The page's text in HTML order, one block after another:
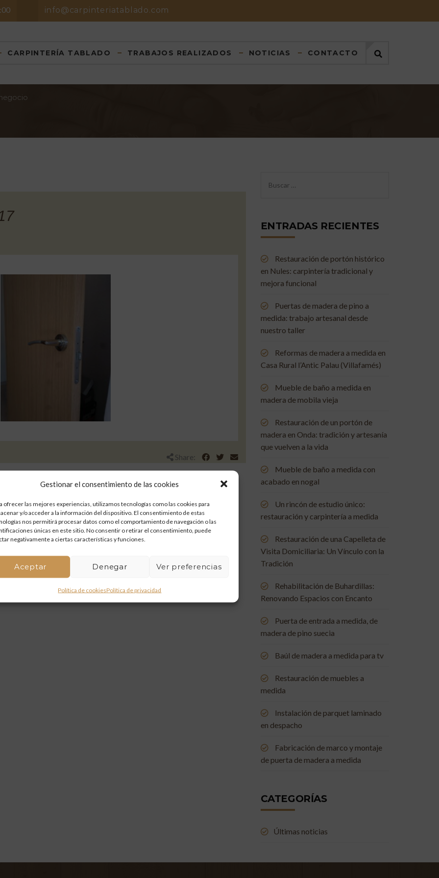
Gestionar el consentimiento de las cookies
ofrecer las mejores experiencias, utilizamos tecnologías como las cookies para
y/o acceder a la información del dispositivo. El consentimiento de estas
nos permitirá procesar datos como el comportamiento de navegación o las
únicas en este sitio. No consentir o retirar el consentimiento, puede
negativamente a ciertas características y funciones.
Aceptar Denegar Ver preferencias
Política de cookiesPolítica de privacidad
info@carpinteriatablado.com
CARPINTERÍA TABLADO TRABAJOS REALIZADOS NOTICIAS CONTACTO
Share:
ENTRADAS RECIENTES
Restauración de portón histórico
en Nules: carpintería tradicional y
mejora funcional
Puertas de madera de pino a
medida: trabajo artesanal desde
nuestro taller
Reformas de madera a medida en
Casa Rural l’Antic Palau (Villafamés)
Mueble de baño a medida en
madera de mobila vieja
Restauración de un portón de
madera en Onda: tradición y artesanía
que vuelven a la vida
Mueble de baño a medida con
acabado en nogal
Un rincón de estudio único:
restauración y carpintería a medida
Restauración de una Capelleta de
Visita Domiciliaria: Un Vínculo con la
Tradición
Rehabilitación de Buhardillas:
Renovando Espacios con Encanto
Puerta de entrada a medida, de
madera de pino suecia
Baúl de madera a medida para tv
Restauración de muebles a
medida
Instalación de parquet laminado
en despacho
Fabricación de marco y montaje
de puerta de madera a medida
CATEGORÍAS
Últimas noticias